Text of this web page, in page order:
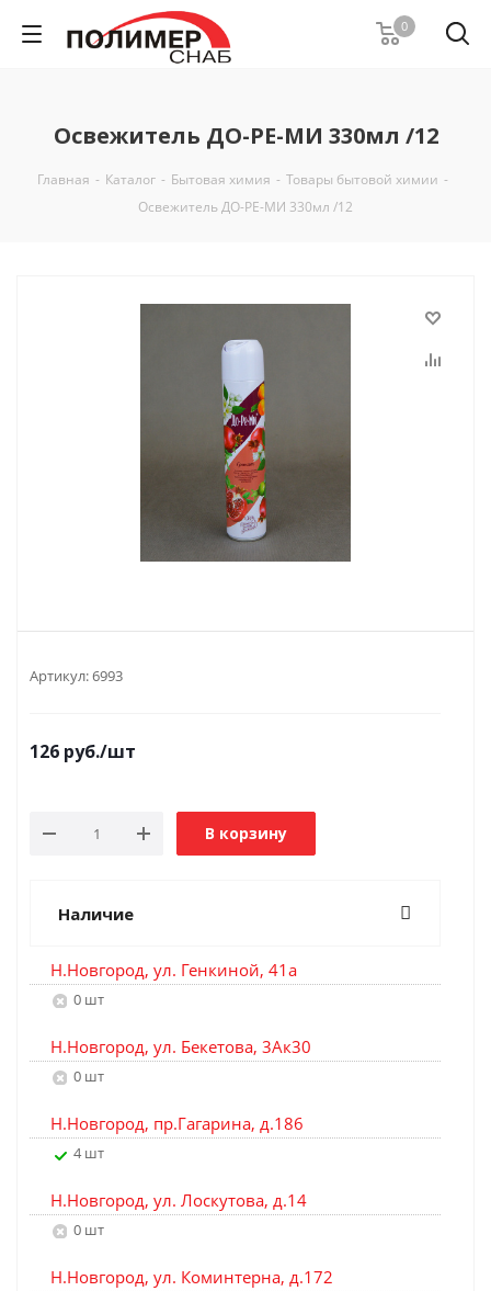
0
Освежитель ДО-РЕ-МИ 330мл /12
Главная - Каталог - Бытовая химия - Товары бытовой химии -
Освежитель ДО-РЕ-МИ 330мл /12
Артикул:6993
126 руб./шт
В корзину
Наличие
Н.Новгород, ул. Генкиной, 41а
0 шт
Н.Новгород, ул. Бекетова, 3Ак30
0 шт
Н.Новгород, пр.Гагарина, д.186
4 шт
Н.Новгород, ул. Лоскутова, д.14
0 шт
Н.Новгород, ул. Коминтерна, д.172